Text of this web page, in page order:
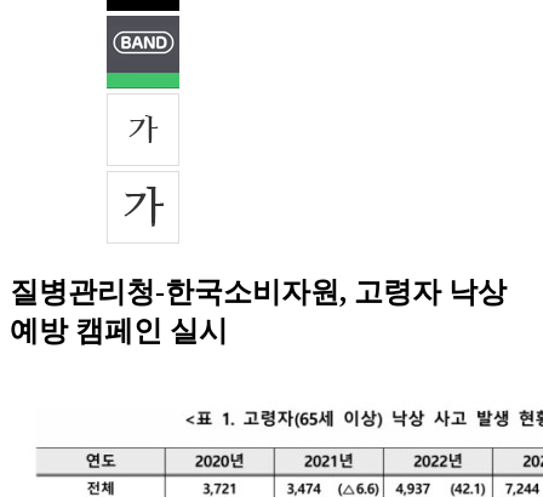
질병관리청-한국소비자원, 고령자 낙상
예방 캠페인 실시